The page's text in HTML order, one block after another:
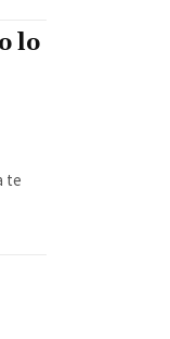
lo
te